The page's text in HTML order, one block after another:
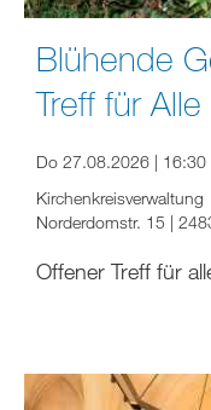
Blühende
Treff für Alle
Do 27.08.2026 |
Kirchenkreisverwaltung
Norderdomstr. 15 |
Offener Treff für